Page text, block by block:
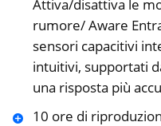
Attiva/disattiva le
rumore/ Aware
sensori capacitivi
intuitivi, supportati
una risposta più
10 ore di